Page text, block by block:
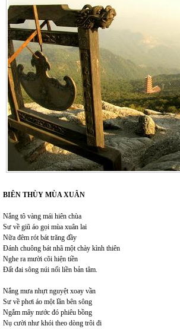
BIÊN THÙY MÙA XUÂN
Nắng tô vàng mái hiên chùa
Sư về giũ áo gọi mùa xuân lai
Nữa đêm rót bát trăng đầy
Đánh chuông bát nhã một chày kình thiên
Nghe ra mười cõi hiện tiền
Đất đai sông núi nối liền bản tâm.
Nắng mưa nhựt nguyệt xoay vần
Sư về phơi áo một lần bên sông
Ngắm mây nước đó phiêu bồng
Nụ cười như khói theo dòng trôi đi